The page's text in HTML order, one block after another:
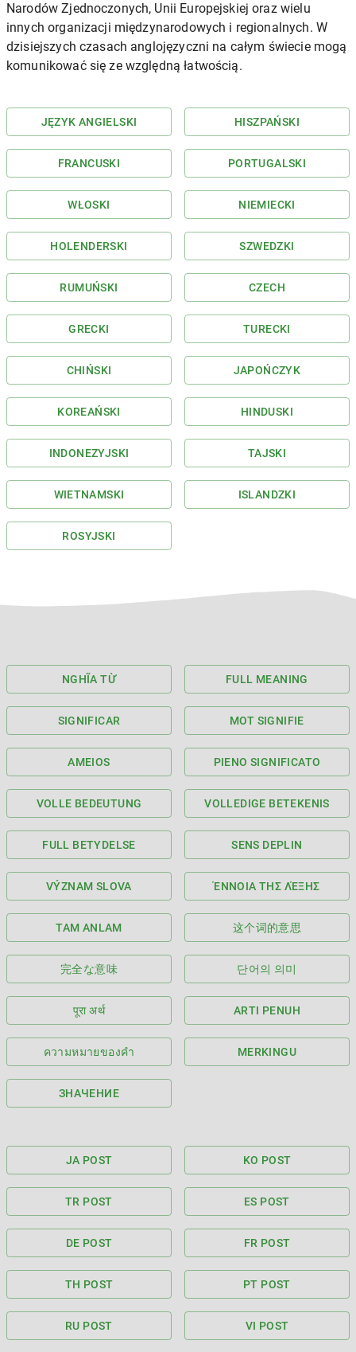
Narodów Zjednoczonych, Unii Europejskiej oraz wielu
innych organizacji międzynarodowych i regionalnych. W
dzisiejszych czasach anglojęzyczni na całym świecie mogą
komunikować się ze względną łatwością.
JĘZYK ANGIELSKI HISZPAŃSKI
FRANCUSKI PORTUGALSKI
WŁOSKI NIEMIECKI
HOLENDERSKI SZWEDZKI
RUMUŃSKI CZECH
GRECKI TURECKI
CHIŃSKI JAPOŃCZYK
KOREAŃSKI HINDUSKI
INDONEZYJSKI TAJSKI
WIETNAMSKI ISLANDZKI
ROSYJSKI
NGHĨA TỪ FULL MEANING
SIGNIFICAR MOT SIGNIFIE
AMEIOS PIENO SIGNIFICATO
VOLLE BEDEUTUNG VOLLEDIGE BETEKENIS
FULL BETYDELSE SENS DEPLIN
VÝZNAM SLOVA ΈΝΝΟΙΑ ΤΗΣ ΛΈΞΗΣ
TAM ANLAM 这个词的意思
完全な意味 단어의 의미
पूरा अर्थ ARTI PENUH
ความหมายของคำ MERKINGU
ЗНАЧЕНИЕ
JA POST KO POST
TR POST ES POST
DE POST FR POST
TH POST PT POST
RU POST VI POST